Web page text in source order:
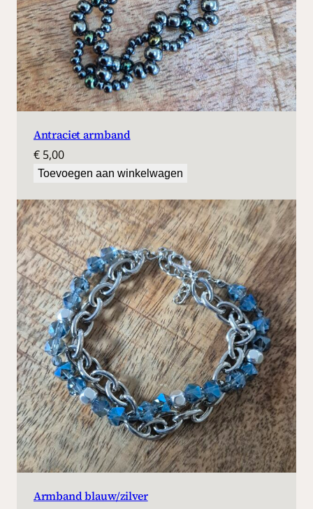
Antraciet armband
€ 5,00
Toevoegen aan winkelwagen
Armband blauw/zilver